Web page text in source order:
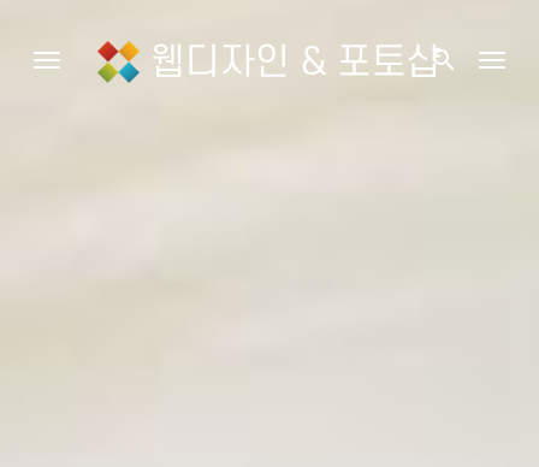
Toggle navigation웹디자인 & 포토샵search